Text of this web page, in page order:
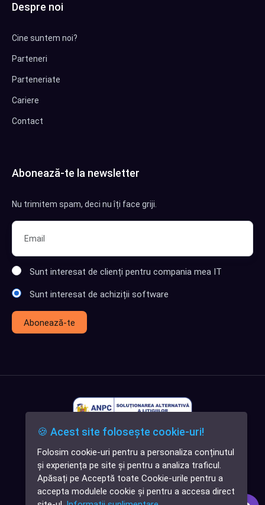
✕
Cauți o aplicație
software?
Despre noi
Cine suntem noi?
Parteneri
Parteneriate
Cariere
Contact
Abonează-te la newsletter
Nu trimitem spam, deci nu îți face griji.
Sunt interesat de clienți pentru compania mea IT
Sunt interesat de achiziții software
Abonează-te
🍪 Acest site folosește cookie-uri!
Folosim cookie-uri pentru a personaliza conținutul
și experiența pe site și pentru a analiza traficul.
Apăsați pe Acceptă toate Cookie-urile pentru a
accepta modulele cookie și pentru a accesa direct